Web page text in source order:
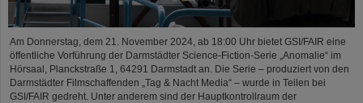
Am Donnerstag, dem 21. November 2024, ab 18:00 Uhr bietet GSI/FAIR eine
öffentliche Vorführung der Darmstädter Science-Fiction-Serie „Anomalie“ im
Hörsaal, Planckstraße 1, 64291 Darmstadt an. Die Serie – produziert von den
Darmstädter Filmschaffenden „Tag & Nacht Media“ – wurde in Teilen bei
GSI/FAIR gedreht. Unter anderem sind der Hauptkontrollraum der